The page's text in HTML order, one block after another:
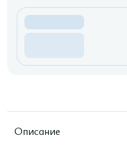
Описание